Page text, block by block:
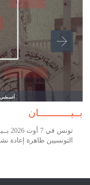
أغسطس 7, 2026
بــيـــــــــــان
التونسيين ظاهرة إعادة